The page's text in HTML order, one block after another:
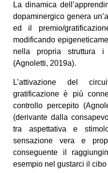
La dinamica
dopaminergico genera
ed il premio/
modificando
nella propria struttura i
(Agnoletti, 2019a).
L’attivazione del
gratificazione è più
controllo percepito
(derivante dalla
tra aspettativa e
sensazione vera e
conseguente il
esempio nel gustarci il cibo